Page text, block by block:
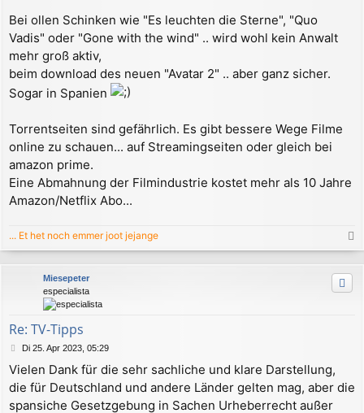
Bei ollen Schinken wie "Es leuchten die Sterne", "Quo
Vadis" oder "Gone with the wind" .. wird wohl kein Anwalt
mehr groß aktiv,
beim download des neuen "Avatar 2" .. aber ganz sicher.
Sogar in Spanien
Torrentseiten sind gefährlich. Es gibt bessere Wege Filme
online zu schauen... auf Streamingseiten oder gleich bei
amazon prime.
Eine Abmahnung der Filmindustrie kostet mehr als 10 Jahre
Amazon/Netflix Abo...
... Et het noch emmer joot jejange
a
c
Miesepeter
especialista
Re: TV-Tipps
B
i
t
Di 25. Apr 2023, 05:29
Vielen Dank für die sehr sachliche und klare Darstellung,
die für Deutschland und andere Länder gelten mag, aber die
spansiche Gesetzgebung in Sachen Urheberrecht außer